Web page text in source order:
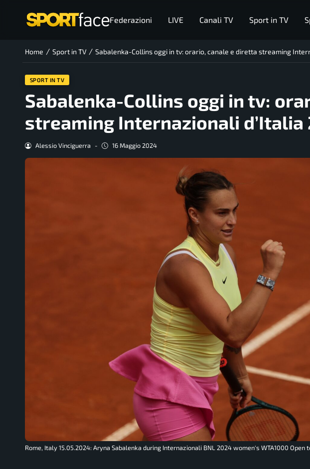
Federazioni LIVE Canali TV Sport in TV
Home / Sport in TV / Sabalenka-Collins oggi in tv: orario, canale e diretta streaming
SPORT IN TV
Sabalenka-Collins oggi in tv:
streaming Internazionali d’Italia
Alessio Vinciguerra - 16 Maggio 2024
Rome, Italy 15.05.2024: Aryna Sabalenka during Internazionali BNL 2024 women's WTA1000 Open